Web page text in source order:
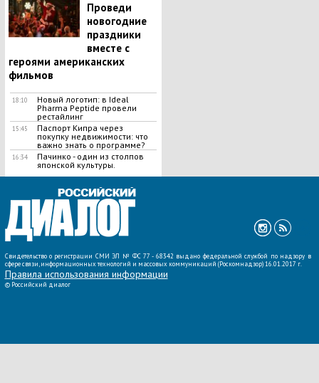
Проведи
новогодние
праздники
вместе с
героями американских
фильмов
18:10
Новый логотип: в Ideal
Pharma Peptide провели
рестайлинг
15:45
Паспорт Кипра через
покупку недвижимости: что
важно знать о программе?
16:34
Пачинко - один из столпов
японской культуры.
Свидетельство о регистрации СМИ ЭЛ № ФС 77 - 68342 выдано федеральной службой по надзору в
сфере связи, информационных технологий и массовых коммуникаций (Роскомнадзор) 16.01.2017 г.
Правила использования информации
© Российский диалог